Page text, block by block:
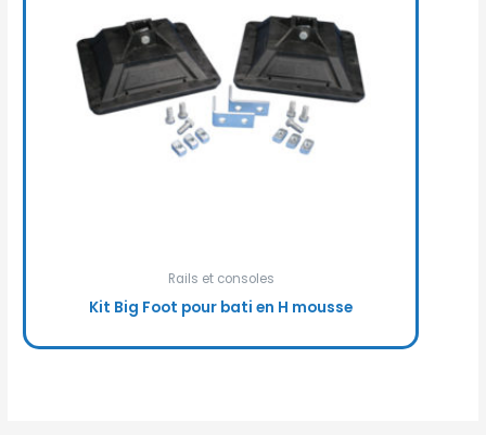
Rails et consoles
Kit Big Foot pour bati en H mousse